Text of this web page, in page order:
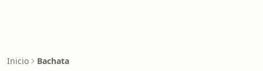
Inicio Bachata